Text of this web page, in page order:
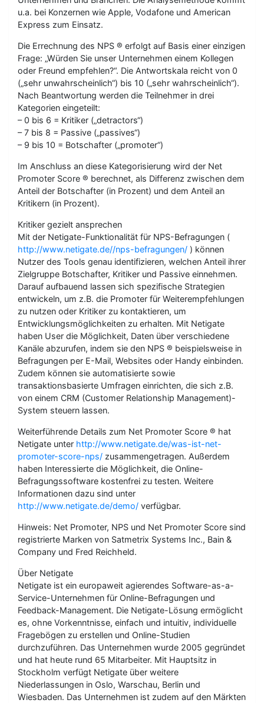
u.a. bei Konzernen wie Apple, Vodafone und American
Express zum Einsatz.
Die Errechnung des NPS ® erfolgt auf Basis einer einzigen
Frage: „Würden Sie unser Unternehmen einem Kollegen
oder Freund empfehlen?“. Die Antwortskala reicht von 0
(„sehr unwahrscheinlich“) bis 10 („sehr wahrscheinlich“).
Nach Beantwortung werden die Teilnehmer in drei
Kategorien eingeteilt:
– 0 bis 6 = Kritiker („detractors“)
– 7 bis 8 = Passive („passives“)
– 9 bis 10 = Botschafter („promoter“)
Im Anschluss an diese Kategorisierung wird der Net
Promoter Score ® berechnet, als Differenz zwischen dem
Anteil der Botschafter (in Prozent) und dem Anteil an
Kritikern (in Prozent).
Kritiker gezielt ansprechen
Mit der Netigate-Funktionalität für NPS-Befragungen (
http://www.netigate.de//nps-befragungen/ ) können
Nutzer des Tools genau identifizieren, welchen Anteil ihrer
Zielgruppe Botschafter, Kritiker und Passive einnehmen.
Darauf aufbauend lassen sich spezifische Strategien
entwickeln, um z.B. die Promoter für Weiterempfehlungen
zu nutzen oder Kritiker zu kontaktieren, um
Entwicklungsmöglichkeiten zu erhalten. Mit Netigate
haben User die Möglichkeit, Daten über verschiedene
Kanäle abzurufen, indem sie den NPS ® beispielsweise in
Befragungen per E-Mail, Websites oder Handy einbinden.
Zudem können sie automatisierte sowie
transaktionsbasierte Umfragen einrichten, die sich z.B.
von einem CRM (Customer Relationship Management)-
System steuern lassen.
Weiterführende Details zum Net Promoter Score ® hat
Netigate unter http://www.netigate.de/was-ist-net-
promoter-score-nps/ zusammengetragen. Außerdem
haben Interessierte die Möglichkeit, die Online-
Befragungssoftware kostenfrei zu testen. Weitere
Informationen dazu sind unter
http://www.netigate.de/demo/ verfügbar.
Hinweis: Net Promoter, NPS und Net Promoter Score sind
registrierte Marken von Satmetrix Systems Inc., Bain &
Company und Fred Reichheld.
Über Netigate
Netigate ist ein europaweit agierendes Software-as-a-
Service-Unternehmen für Online-Befragungen und
Feedback-Management. Die Netigate-Lösung ermöglicht
es, ohne Vorkenntnisse, einfach und intuitiv, individuelle
Fragebögen zu erstellen und Online-Studien
durchzuführen. Das Unternehmen wurde 2005 gegründet
und hat heute rund 65 Mitarbeiter. Mit Hauptsitz in
Stockholm verfügt Netigate über weitere
Niederlassungen in Oslo, Warschau, Berlin und
Wiesbaden. Das Unternehmen ist zudem auf den Märkten